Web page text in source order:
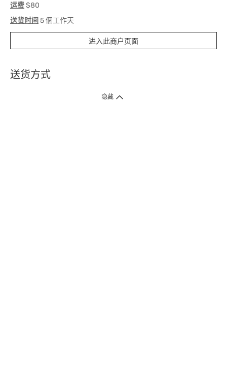
运费$80
送货时间 5 個工作天
进入此商户页面
送货方式
1. 送货到府（受卫生署条例规管产品除外 ）
隐藏